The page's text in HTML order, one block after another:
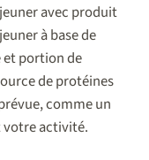
avec produit
à base de
et portion de
de protéines
comme un
activité.